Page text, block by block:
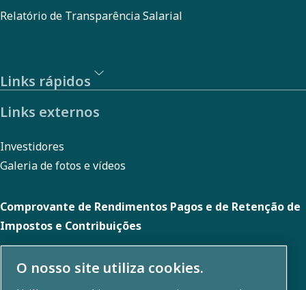
Relatório de Transparência Salarial
Links rápidos
Links externos
Investidores
Galeria de fotos e vídeos
Comprovante de Rendimentos Pagos e de Retenção de
Impostos e Contribuições
O nosso site utiliza cookies.